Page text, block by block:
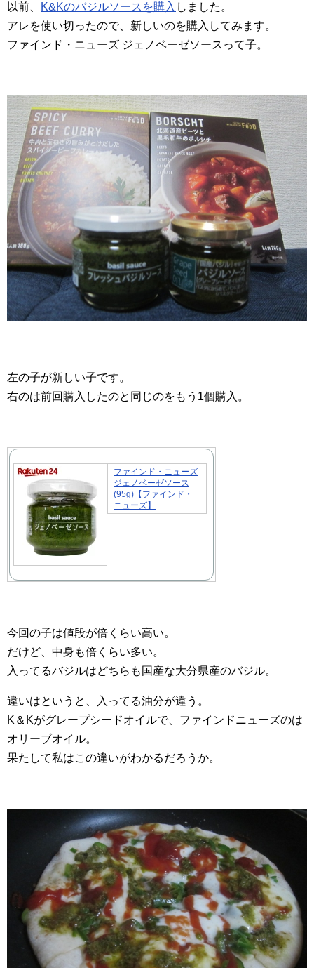
以前、 K&Kのバジルソースを購入 しました。
アレを使い切ったので、新しいのを購入してみます。
ファインド・ニューズ ジェノベーゼソースって子。
左の子が新しい子です。
右のは前回購入したのと同じのをもう1個購入。
ファインド・ニューズ
ジェノベーゼソース
(95g)【ファインド・
ニューズ】
今回の子は値段が倍くらい高い。
だけど、中身も倍くらい多い。
入ってるバジルはどちらも国産な大分県産のバジル。
違いはというと、入ってる油分が違う。
K＆Kがグレープシードオイルで、ファインドニューズのは
オリーブオイル。
果たして私はこの違いがわかるだろうか。